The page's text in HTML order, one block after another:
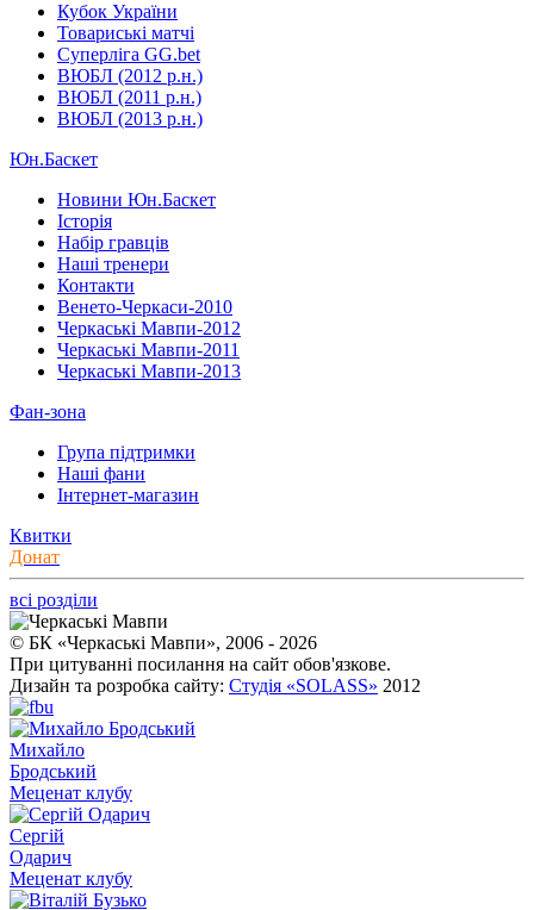
Кубок України
Товариські матчі
Суперліга GG.bet
ВЮБЛ (2012 р.н.)
ВЮБЛ (2011 р.н.)
ВЮБЛ (2013 р.н.)
Юн.Баскет
Новини Юн.Баскет
Історія
Набір гравців
Наші тренери
Контакти
Венето-Черкаси-2010
Черкаські Мавпи-2012
Черкаські Мавпи-2011
Черкаські Мавпи-2013
Фан-зона
Група підтримки
Наші фани
Інтернет-магазин
Квитки
Донат
всі розділи
© БК «Черкаські Мавпи», 2006 - 2026
При цитуванні посилання на сайт обов'язкове.
Дизайн та розробка сайту: Студія «SOLASS» 2012
Михайло
Бродський
Меценат клубу
Сергій
Одарич
Меценат клубу